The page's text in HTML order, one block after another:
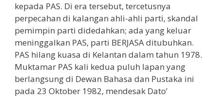
kepada PAS. Di era tersebut, tercetusnya
perpecahan di kalangan ahli-ahli parti, skandal
pemimpin parti didedahkan; ada yang keluar
meninggalkan PAS, parti BERJASA ditubuhkan.
PAS hilang kuasa di Kelantan dalam tahun 1978.
Muktamar PAS kali kedua puluh lapan yang
berlangsung di Dewan Bahasa dan Pustaka ini
pada 23 Oktober 1982, mendesak Dato’